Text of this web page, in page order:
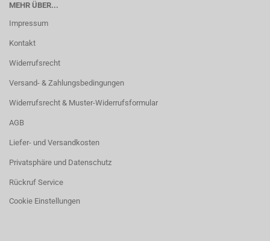
MEHR ÜBER...
Impressum
Kontakt
Widerrufsrecht
Versand- & Zahlungsbedingungen
Widerrufsrecht & Muster-Widerrufsformular
AGB
Liefer- und Versandkosten
Privatsphäre und Datenschutz
Rückruf Service
Cookie Einstellungen